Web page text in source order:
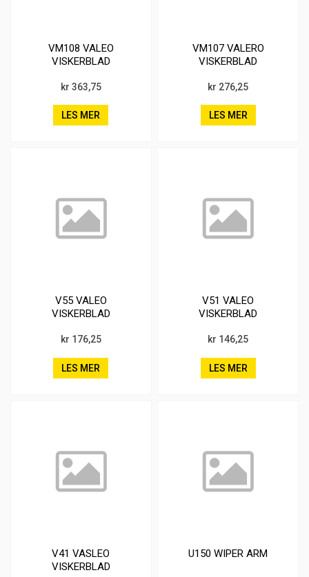
VM108 VALEO
VISKERBLAD
kr 363,75
LES MER
VM107 VALERO
VISKERBLAD
kr 276,25
LES MER
V55 VALEO
VISKERBLAD
kr 176,25
LES MER
V51 VALEO
VISKERBLAD
kr 146,25
LES MER
V41 VASLEO
VISKERBLAD
U150 WIPER ARM